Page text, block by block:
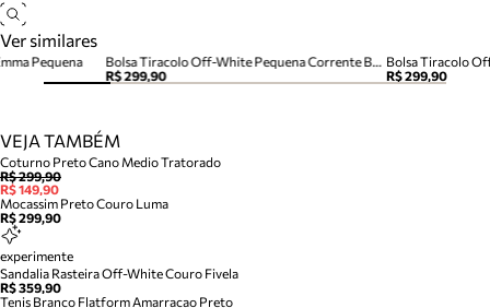
Ver similares
Bolsa Tiracolo Off-White Pequena Corrente Basic
R$ 299,90
Bolsa Tiracolo
R$ 299,90
Pequena
VEJA TAMBÉM
Coturno Preto Cano Medio Tratorado
R$ 299,90
R$ 149,90
Mocassim Preto Couro Luma
R$ 299,90
experimente
Sandalia Rasteira Off-White Couro Fivela
R$ 359,90
Tenis Branco Flatform Amarracao Preto